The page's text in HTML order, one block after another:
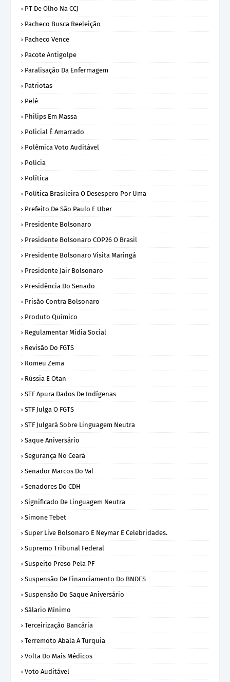
PT De Olho Na CCJ
Pacheco Busca Reeleição
Pacheco Vence
Pacote Antigolpe
Paralisação Da Enfermagem
Patriotas
Pelé
Philips Em Massa
Policial É Amarrado
Polêmica Voto Auditável
Polícia
Política
Política Brasileira O Desespero Por Uma
Prefeito De São Paulo E Uber
Presidente Bolsonaro
Presidente Bolsonaro COP26 O Brasil
Presidente Bolsonaro Visita Maringá
Presidente Jair Bolsonaro
Presidência Do Senado
Prisão Contra Bolsonaro
Produto Químico
Regulamentar Mídia Social
Revisão Do FGTS
Romeu Zema
Rússia E Otan
STF Apura Dados De Indígenas
STF Julga O FGTS
STF Julgará Sobre Linguagem Neutra
Saque Aniversário
Segurança No Ceará
Senador Marcos Do Val
Senadores Do CDH
Significado De Linguagem Neutra
Simone Tebet
Super Live Bolsonaro E Neymar E Celebridades.
Supremo Tribunal Federal
Suspeito Preso Pela PF
Suspensão De Financiamento Do BNDES
Suspensão Do Saque Aniversário
Sálario Mínimo
Terceirização Bancária
Terremoto Abala A Turquia
Volta Do Mais Médicos
Voto Auditável